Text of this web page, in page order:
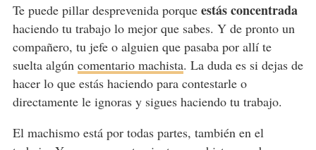
Te puede pillar desprevenida porque estás concentrada
haciendo tu trabajo lo mejor que sabes. Y de pronto un
compañero, tu jefe o alguien que pasaba por allí te
suelta algún comentario machista. La duda es si dejas de
hacer lo que estás haciendo para contestarle o
directamente le ignoras y sigues haciendo tu trabajo.
El machismo está por todas partes, también en el